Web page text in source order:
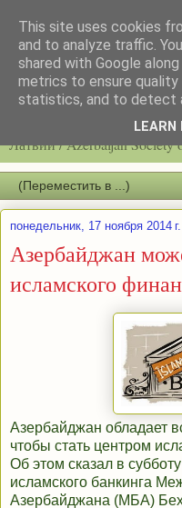
Latvijas azerbaidžāņu
Латвии / Azerbaijan Society
понедельник, 17 ноября 2014 г.
Азербайджан
исламского
Азербайджан обладает
чтобы стать центром
Об этом сказал в
исламского банкинга
Азербайджана (МБА)
This site uses cookies
and to analyze traffic.
shared with Google
metrics to ensure
statistics, and to detect
LEARN